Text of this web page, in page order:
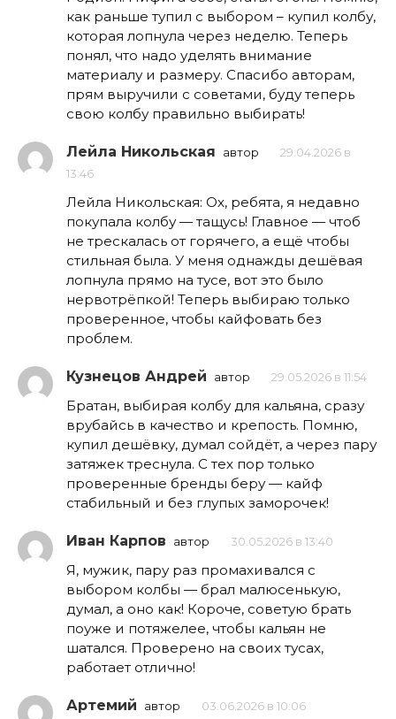
как раньше тупил с выбором – купил колбу,
которая лопнула через неделю. Теперь
понял, что надо уделять внимание
материалу и размеру. Спасибо авторам,
прям выручили с советами, буду теперь
свою колбу правильно выбирать!
Лейла Никольская автор
29.04.2026 в
13:46
Лейла Никольская: Ох, ребята, я недавно
покупала колбу — тащусь! Главное — чтоб
не трескалась от горячего, а ещё чтобы
стильная была. У меня однажды дешёвая
лопнула прямо на тусе, вот это было
нервотрёпкой! Теперь выбираю только
проверенное, чтобы кайфовать без
проблем.
Кузнецов Андрей автор 29.05.2026 в 11:54
Братан, выбирая колбу для кальяна, сразу
врубайсь в качество и крепость. Помню,
купил дешёвку, думал сойдёт, а через пару
затяжек треснула. С тех пор только
проверенные бренды беру — кайф
стабильный и без глупых заморочек!
Иван Карпов автор 30.05.2026 в 13:40
Я, мужик, пару раз промахивался с
выбором колбы — брал малюсенькую,
думал, а оно как! Короче, советую брать
поуже и потяжелее, чтобы кальян не
шатался. Проверено на своих тусах,
работает отлично!
Артемий автор 03.06.2026 в 10:06